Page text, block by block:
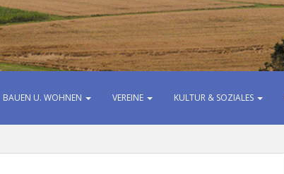
BAUEN U. WOHNEN VEREINE KULTUR & SOZIALES